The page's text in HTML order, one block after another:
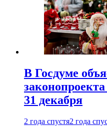
В Госдуме
31 декабря
2 года спустя2 года